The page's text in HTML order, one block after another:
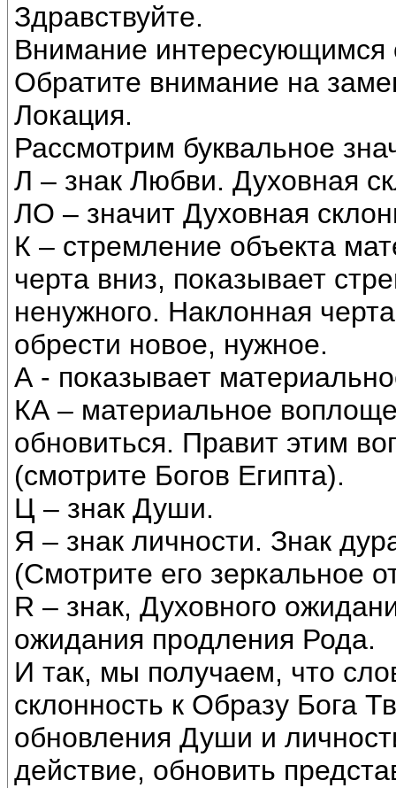
Здравствуйте.
Внимание интересующимся
Обратите внимание на
Локация.
Рассмотрим буквальное
Л – знак Любви. Духовная
ЛО – значит Духовная
К – стремление объекта
черта вниз, показывает
ненужного. Наклонная
обрести новое, нужное.
А - показывает
КА – материальное
обновиться. Правит этим
(смотрите Богов Египта).
Ц – знак Души.
Я – знак личности. Знак
(Смотрите его зеркальное
R – знак, Духовного
ожидания продления Рода.
И так, мы получаем, что
склонность к Образу Бога
обновления Души и
действие, обновить